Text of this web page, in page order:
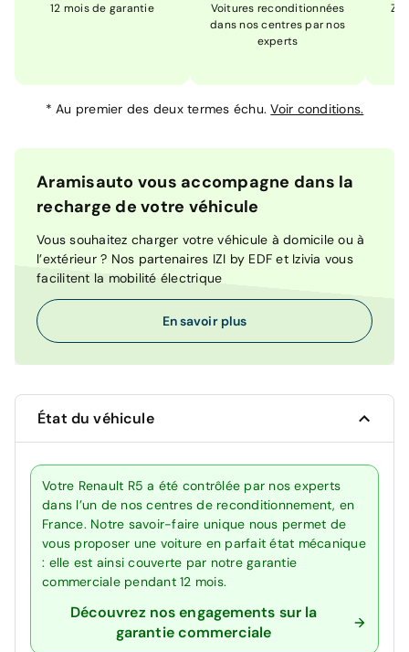
12 mois de garantie
Voitures reconditionnées
dans nos centres par nos
experts
*Au premier des deux termes échu.Voir conditions.
Aramisauto vous accompagne dans la
recharge de votre véhicule
Vous souhaitez charger votre véhicule à domicile ou à
l’extérieur ? Nos partenaires IZI by EDF et Izivia vous
facilitent la mobilité électrique
En savoir plus
État du véhicule
Votre Renault R5 a été contrôlée par nos experts
dans l’un de nos centres de reconditionnement, en
France. Notre savoir-faire unique nous permet de
vous proposer une voiture en parfait état mécanique
: elle est ainsi couverte par notre garantie
commerciale pendant 12 mois.
Découvrez nos engagements sur la
garantie commerciale